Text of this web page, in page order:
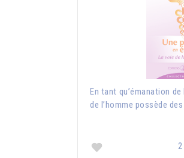
En tant qu’émanation
de l’homme possède